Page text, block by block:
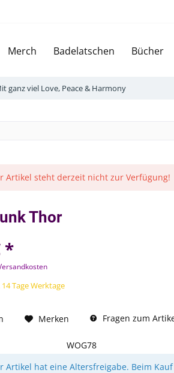
Merch Badelatschen Bücher
ganz viel Love, Peace & Harmony
Artikel steht derzeit nicht zur Verfügung!
Thor
*
Tage Werktage
Merken Fragen zum
WOG78
Artikel hat eine Altersfreigabe. Beim